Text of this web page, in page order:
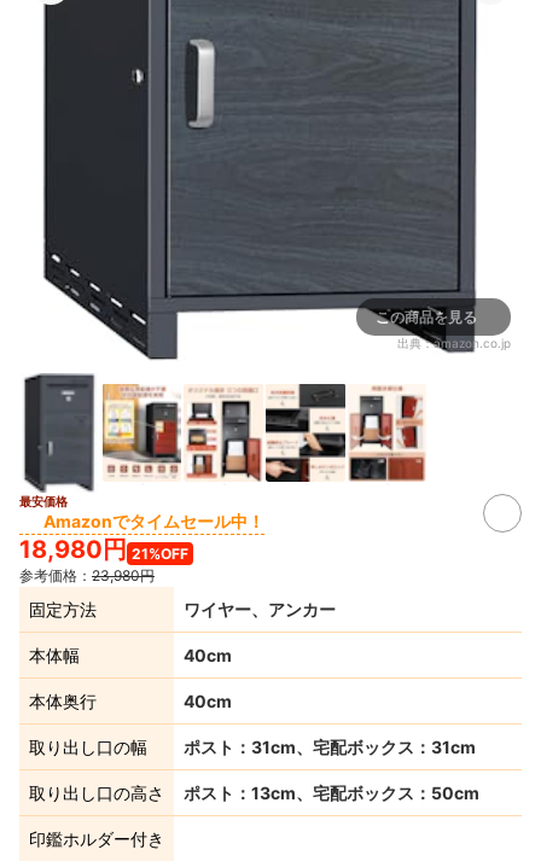
この商品を見る
出典：amazon.co.jp
最安価格
Amazonでタイムセール中！
18,980円 21%OFF
参考価格： 23,980円
固定方法 ワイヤー、アンカー
本体幅 40cm
本体奥行 40cm
取り出し口の幅 ポスト：31cm、宅配ボックス：31cm
取り出し口の高さ ポスト：13cm、宅配ボックス：50cm
印鑑ホルダー付き